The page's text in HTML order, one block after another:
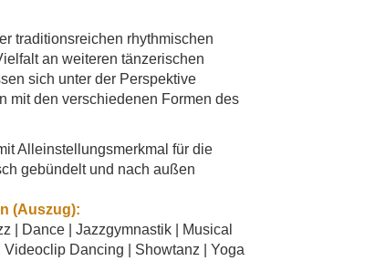
traditionsreichen rhythmischen
an weiteren tänzerischen
sich unter der Perspektive
mit den verschiedenen Formen des
Alleinstellungsmerkmal für die
gebündelt und nach außen
(Auszug):
| Dance | Jazzgymnastik | Musical
Dancing | Showtanz | Yoga